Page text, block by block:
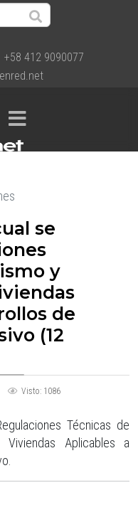
+58 412 9090077
se
y
de
(12
Visto: 1086
Técnicas de
Viviendas Aplicables a